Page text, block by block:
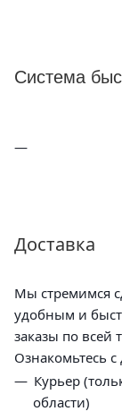
Система
Доставка
Мы стремимся
удобным и
заказы по всей
Ознакомьтесь
Курьер
области)